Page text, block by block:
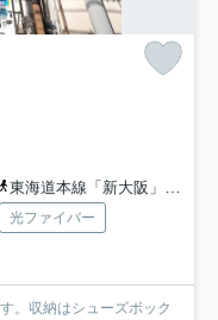
東海道本線「新大阪」駅 徒歩13分
光ファイバー
。収納はシューズボック